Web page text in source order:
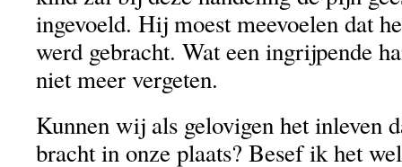
ingevoeld. Hij moest meevoelen dat
werd gebracht. Wat een ingrijpende
niet meer vergeten.
Kunnen wij als gelovigen het inleven
bracht in onze plaats? Besef ik het